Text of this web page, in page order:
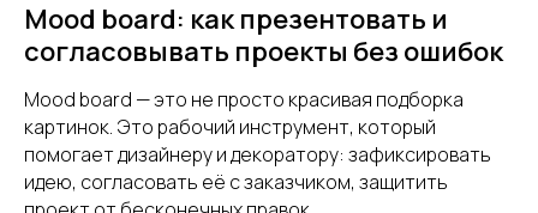
Mood board: как презентовать и
согласовывать проекты без ошибок
Mood board — это не просто красивая подборка
картинок. Это рабочий инструмент, который
помогает дизайнеру и декоратору: зафиксировать
идею, согласовать её с заказчиком, защитить